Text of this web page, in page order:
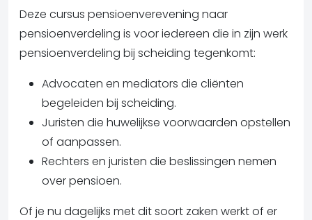
Deze cursus pensioenverevening naar
pensioenverdeling is voor iedereen die in zijn werk
pensioenverdeling bij scheiding tegenkomt:
Advocaten en mediators die cliënten
begeleiden bij scheiding.
Juristen die huwelijkse voorwaarden opstellen
of aanpassen.
Rechters en juristen die beslissingen nemen
over pensioen.
Of je nu dagelijks met dit soort zaken werkt of er